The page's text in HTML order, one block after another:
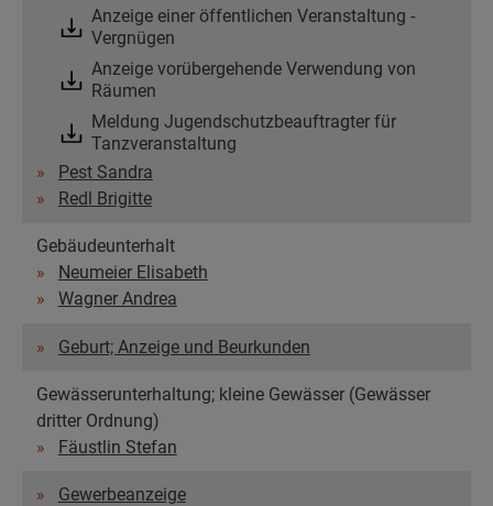
Anzeige einer öffentlichen Veranstaltung -
Vergnügen
Anzeige vorübergehende Verwendung von
Räumen
Meldung Jugendschutzbeauftragter für
Tanzveranstaltung
Pest Sandra
Redl Brigitte
Gebäudeunterhalt
Neumeier Elisabeth
Wagner Andrea
Geburt; Anzeige und Beurkunden
Gewässerunterhaltung; kleine Gewässer (Gewässer
dritter Ordnung)
Fäustlin Stefan
Gewerbeanzeige